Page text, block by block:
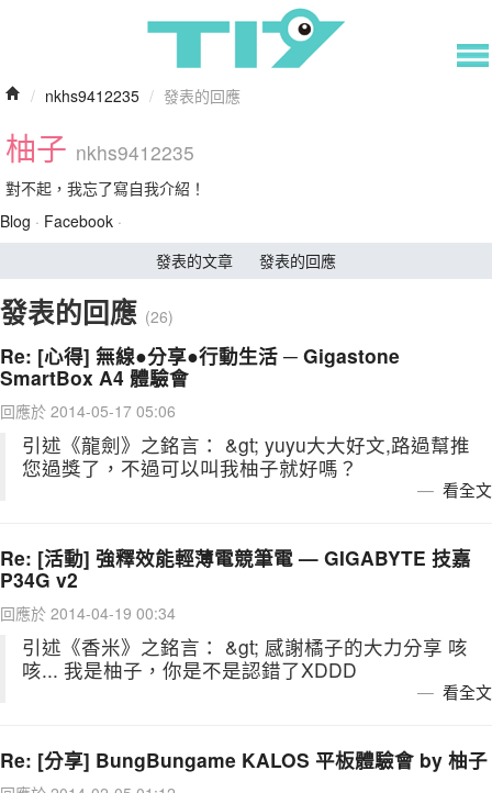
/ nkhs9412235 / 發表的回應
柚子 nkhs9412235
對不起，我忘了寫自我介紹！
Blog · Facebook ·
發表的文章
發表的回應
發表的回應 (26)
Re: [心得] 無線●分享●行動生活 ─ Gigastone
SmartBox A4 體驗會
回應於 2014-05-17 05:06
引述《龍劍》之銘言： &gt; yuyu大大好文,路過幫推
您過獎了，不過可以叫我柚子就好嗎？
看全文
Re: [活動] 強釋效能輕薄電競筆電 — GIGABYTE 技嘉
P34G v2
回應於 2014-04-19 00:34
引述《香米》之銘言： &gt; 感謝橘子的大力分享 咳
咳... 我是柚子，你是不是認錯了XDDD
看全文
Re: [分享] BungBungame KALOS 平板體驗會 by 柚子